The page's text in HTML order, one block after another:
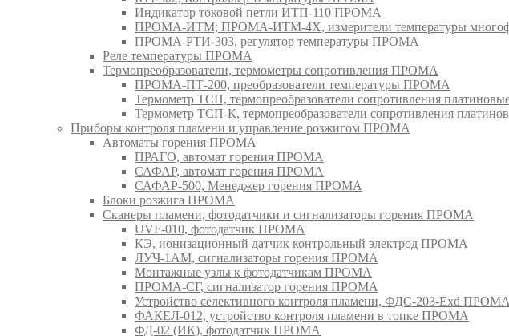
Индикатор токовой петли ИТП-110 ПРОМА
ПРОМА-ИТМ; ПРОМА-ИТМ-4Х, измерители температуры
ПРОМА-РТИ-303, регулятор температуры ПРОМА
Реле температуры ПРОМА
Термопреобразователи, термометры сопротивления ПРОМА
ПРОМА-ПТ-200, преобразователи температуры ПРОМА
Термометр ТСП, термопреобразователи сопротивления
Термометр ТСП-К, термопреобразователи сопротивления
Приборы контроля пламени и управление розжигом ПРОМА
Автоматы горения ПРОМА
ПРАГО, автомат горения ПРОМА
САФАР, автомат горения ПРОМА
САФАР-500, Менеджер горения ПРОМА
Блоки розжига ПРОМА
Сканеры пламени, фотодатчики и сигнализаторы горения ПРОМА
UVF-010, фотодатчик ПРОМА
КЭ, ионизационный датчик контрольный электрод ПРОМА
ЛУЧ-1АМ, сигнализаторы горения ПРОМА
Монтажные узлы к фотодатчикам ПРОМА
ПРОМА-СГ, сигнализатор горения ПРОМА
Устройство селективного контроля пламени, ФДС-203-Exd ПРОМА
ФАКЕЛ-012, устройство контроля пламени в топке ПРОМА
ФД-02 (ИК), фотодатчик ПРОМА